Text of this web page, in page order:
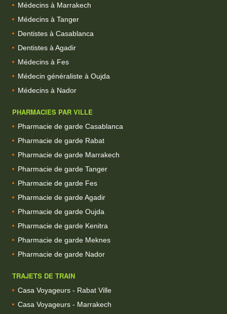
Médecins à Marrakech
Médecins à Tanger
Dentistes à Casablanca
Dentistes à Agadir
Médecins à Fes
Médecin généraliste à Oujda
Médecins à Nador
PHARMACIES PAR VILLE
Pharmacie de garde Casablanca
Pharmacie de garde Rabat
Pharmacie de garde Marrakech
Pharmacie de garde Tanger
Pharmacie de garde Fes
Pharmacie de garde Agadir
Pharmacie de garde Oujda
Pharmacie de garde Kenitra
Pharmacie de garde Meknes
Pharmacie de garde Nador
TRAJETS DE TRAIN
Casa Voyageurs - Rabat Ville
Casa Voyageurs - Marrakech